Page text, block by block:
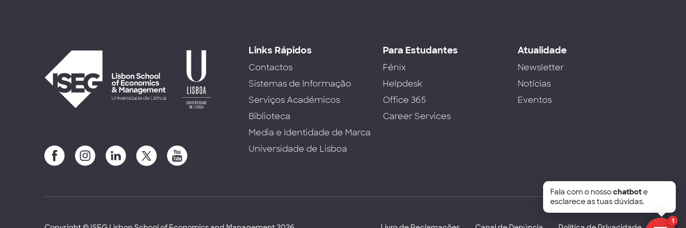
Links Rápidos
Contactos
Sistemas de Informação
Serviços Académicos
Biblioteca
Media e Identidade de Marca
Universidade de Lisboa
Para Estudantes
Fénix
Helpdesk
Office 365
Career Services
Atualidade
Newsletter
Notícias
Eventos
1
Fala com o nossochatbote
esclarece as tuas dúvidas.